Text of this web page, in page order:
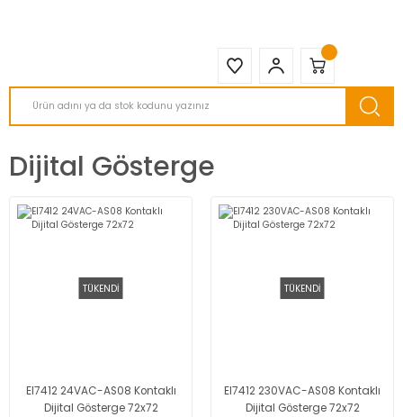
Dijital Gösterge
TÜKENDİ
EI7412 24VAC-AS08 Kontaklı
Dijital Gösterge 72x72
TÜKENDİ
EI7412 230VAC-AS08 Kontaklı
Dijital Gösterge 72x72